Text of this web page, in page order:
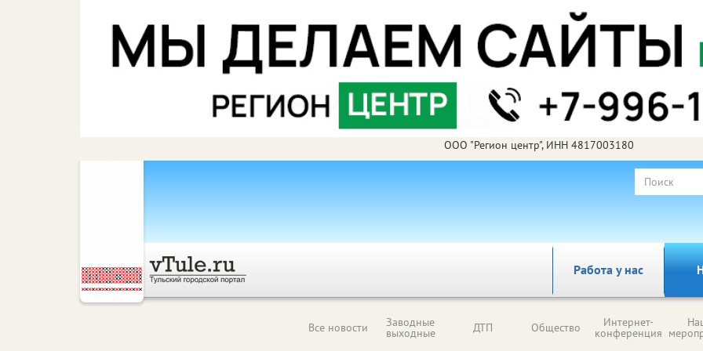
ООО "Регион центр", ИНН 4817003180
Работа у нас
Все новости Заводные
выходные ДТП Общество Интернет-
конференция